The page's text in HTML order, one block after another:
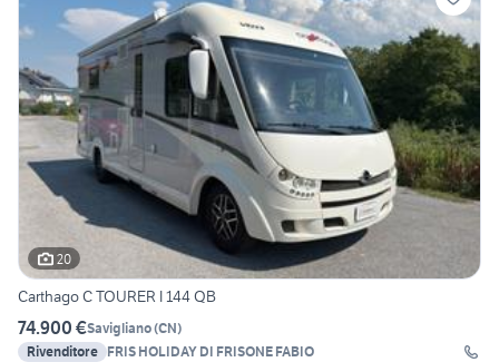
20
Carthago C TOURER I 144 QB
74.900 €Savigliano(CN)
Rivenditore FRIS HOLIDAY DI FRISONE FABIO